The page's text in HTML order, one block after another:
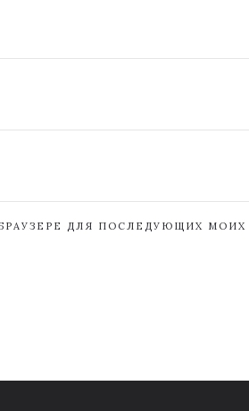
ДЛЯ ПОСЛЕДУЮЩИХ МОИХ